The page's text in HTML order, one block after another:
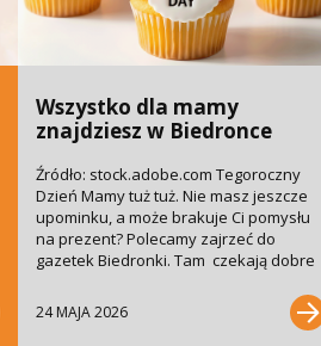
Wszystko dla mamy
znajdziesz w Biedronce
Źródło: stock.adobe.com Tegoroczny
Dzień Mamy tuż tuż. Nie masz jeszcze
upominku, a może brakuje Ci pomysłu
na prezent? Polecamy zajrzeć do
gazetek Biedronki. Tam czekają dobre
24 MAJA 2026